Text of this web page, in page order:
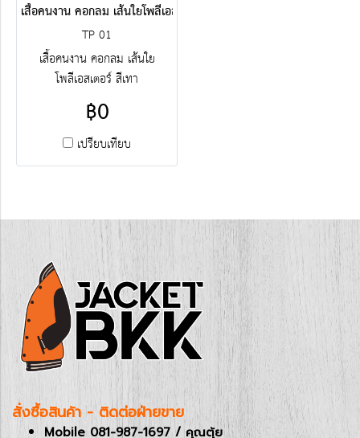
เสื้อคนงาน คอกลม เส้นใยโพลีเอสเตอร์ สีเทา
TP 01
เสื้อคนงาน คอกลม เส้นใย
โพลีเอสเตอร์ สีเทา
฿0
เปรียบเทียบ
สั่งซื้อสินค้า - ติดต่อฝ่ายขาย
Mobile 081-987-1697 / คุณตุ้ย